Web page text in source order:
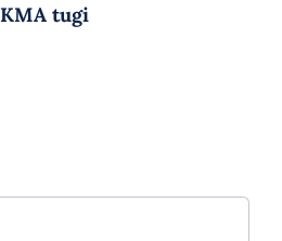
KMA tugi